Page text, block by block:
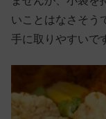
いことはなさそう
手に取りやすいで